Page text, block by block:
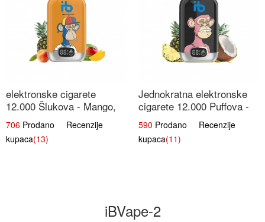
elektronske cigarete
12.000 Šlukova - Mango,
Ananas, Breskva | Tropska
Voćna Mješavina
706 Prodano Recenzije
kupaca(13)
Jednokratna elektronske
cigarete 12.000 Puffova -
Ananas i Kokos Sladoled |
Tropski Desert
590 Prodano Recenzije
kupaca(11)
iBVape-2